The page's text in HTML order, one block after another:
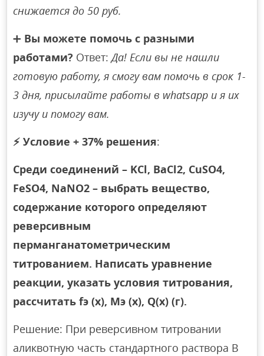
снижается до 50 руб.
➕ Вы можете помочь с разными
работами? Ответ:Да! Если вы не нашли
готовую работу, я смогу вам помочь в срок 1-
3 дня, присылайте работы в whatsapp и я их
изучу и помогу вам.
⚡ Условие + 37% решения:
Среди соединений – KCl, BaCl2, CuSO4,
FeSO4, NaNO2 – выбрать вещество,
содержание которого определяют
реверсивным
перманганатометрическим
титрованием. Написать уравнение
реакции, указать условия титрования,
рассчитать fэ (х), Мэ (х), Q(х) (г).
Решение: При реверсивном титровании
аликвотную часть стандартного раствора В